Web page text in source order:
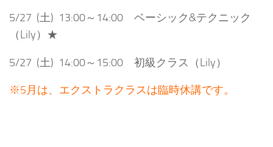
5/27 (土) 13:00～14:00 ベーシック&テクニック
（Lily）★
5/27 (土) 14:00～15:00 初級クラス（Lily）
※5月は、エクストラクラスは臨時休講です。